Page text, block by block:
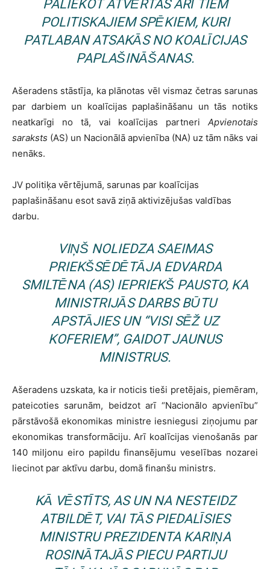
PALIEKOT ATVĒRTAS ARĪ TIEM
POLITISKAJIEM SPĒKIEM, KURI
PATLABAN ATSAKĀS NO KOALĪCIJAS
PAPLAŠINĀŠANAS.
Ašeradens stāstīja, ka plānotas vēl vismaz četras sarunas
par darbiem un koalīcijas paplašināšanu un tās notiks
neatkarīgi no tā, vai koalīcijas partneri Apvienotais
saraksts (AS) un Nacionālā apvienība (NA) uz tām nāks vai
nenāks.
JV politiķa vērtējumā, sarunas par koalīcijas
paplašināšanu esot savā ziņā aktivizējušas valdības
darbu.
VIŅŠ NOLIEDZA SAEIMAS
PRIEKŠSĒDĒTĀJA EDVARDA
SMILTĒNA (AS) IEPRIEKŠ PAUSTO, KA
MINISTRIJĀS DARBS BŪTU
APSTĀJIES UN “VISI SĒŽ UZ
KOFERIEM”, GAIDOT JAUNUS
MINISTRUS.
Ašeradens uzskata, ka ir noticis tieši pretējais, piemēram,
pateicoties sarunām, beidzot arī “Nacionālo apvienību”
pārstāvošā ekonomikas ministre iesniegusi ziņojumu par
ekonomikas transformāciju. Arī koalīcijas vienošanās par
140 miljonu eiro papildu finansējumu veselības nozarei
liecinot par aktīvu darbu, domā finanšu ministrs.
KĀ VĒSTĪTS, AS UN NA NESTEIDZ
ATBILDĒT, VAI TĀS PIEDALĪSIES
MINISTRU PREZIDENTA KARIŅA
ROSINĀTAJĀS PIECU PARTIJU